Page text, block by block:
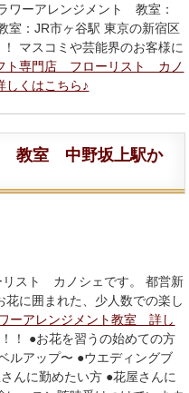
ワーアレンジメント 教室：
：JR市ヶ谷駅 東京の新宿区
マスコミや芸能界のお客様に
ト専門店 フローリスト カノ
くはこちら♪
教室 中野坂上駅か
スト カノシェです。 都営新
に囲まれた、少人数での楽し
ーアレンジメント教室 詳し
●お花を習うの始めての方
ルアップ〜 ●ウエディングブ
んに勤めたい方 ●花屋さんに